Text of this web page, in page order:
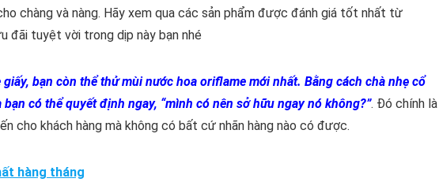
chàng và nàng. Hãy xem qua các sản phẩm được đánh giá tốt nhất từ
đãi tuyệt vời trong dịp này bạn nhé
bạn còn thể thử mùi nước hoa oriflame mới nhất. Bằng cách chà nhẹ cổ
có thể quyết định ngay, “mình có nên sở hữu ngay nó không?”. Đó chính là
cho khách hàng mà không có bất cứ nhãn hàng nào có được.
hàng tháng